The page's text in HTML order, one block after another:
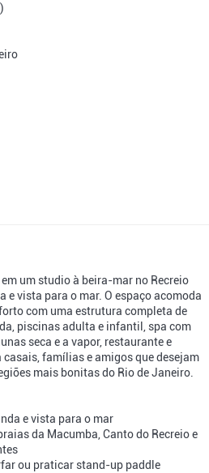
um studio à beira-mar no Recreio
e vista para o mar. O espaço acomoda
com uma estrutura completa de
piscinas adulta e infantil, spa com
seca e a vapor, restaurante e
famílias e amigos que desejam
mais bonitas do Rio de Janeiro.
e vista para o mar
da Macumba, Canto do Recreio e
ou praticar stand-up paddle